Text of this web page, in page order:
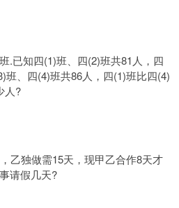
知四(1)班、四(2)班共81人，四
班、四(4)班共86人，四(1)班比四(4)
人?
独做需15天，现甲乙合作8天才
请假几天?